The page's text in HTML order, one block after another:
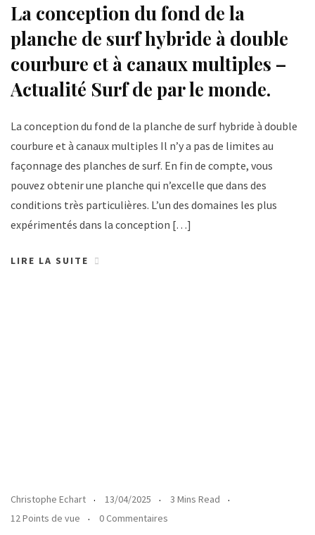
La conception du fond de la
planche de surf hybride à double
courbure et à canaux multiples –
Actualité Surf de par le monde.
La conception du fond de la planche de surf hybride à double
courbure et à canaux multiples Il n’y a pas de limites au
façonnage des planches de surf. En fin de compte, vous
pouvez obtenir une planche qui n’excelle que dans des
conditions très particulières. L’un des domaines les plus
expérimentés dans la conception […]
LIRE LA SUITE
Christophe Echart 13/04/2025
3 Mins Read
12 Points de vue
0 Commentaires